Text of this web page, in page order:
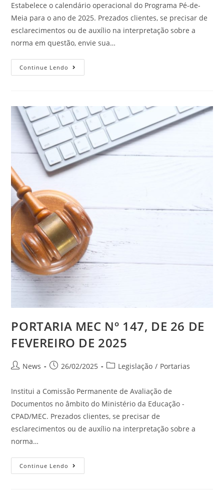
Estabelece o calendário operacional do Programa Pé-de-
Meia para o ano de 2025. Prezados clientes, se precisar de
esclarecimentos ou de auxílio na interpretação sobre a
norma em questão, envie sua…
Continue Lendo
PORTARIA MEC Nº 147, DE 26 DE
FEVEREIRO DE 2025
News 26/02/2025 Legislação / Portarias
Institui a Comissão Permanente de Avaliação de
Documentos no âmbito do Ministério da Educação -
CPAD/MEC. Prezados clientes, se precisar de
esclarecimentos ou de auxílio na interpretação sobre a
norma…
Continue Lendo